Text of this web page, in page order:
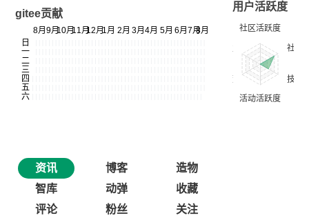
gitee贡献
用户活跃度
资讯 博客
造物
智库
动弹
收藏
评论
粉丝 关注